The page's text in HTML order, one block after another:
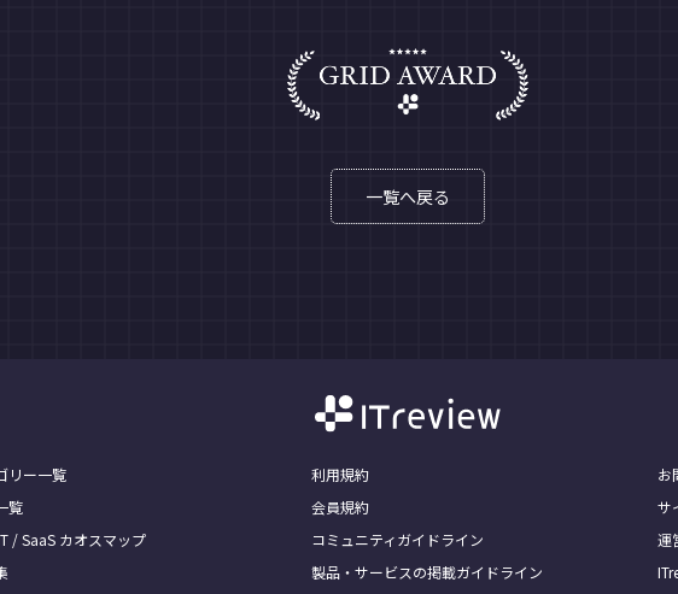
一覧へ戻る
リー一覧
覧
/ SaaS カオスマップ
利用規約
会員規約
コミュニティガイドライン
製品・サービスの掲載ガイドライン
お
サ
運